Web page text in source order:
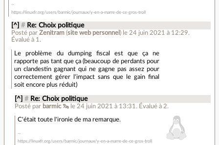
https://linuxfr.org/users/barmic/journaux/y-en-a-marre-de-ce-gros-troll
[^] # Re: Choix politique
Posté parZenitram (site web personnel ) le 24 juin 2021 à 12:29.
Évalué à 1 .
Le problème du dumping fiscal est que ça ne
rapporte pas tant que ça (beaucoup de perdants pour
un clandestin gagnant qui ne gagne pas assez pour
correctement gérer l'impact sans que le gain final
soit encore plus réduit)
[^] # Re: Choix politique
Posté par barmic 🦦 le 24 juin 2021 à 13:31 . Évalué à 2.
C'était toute l'ironie de ma remarque.
https://linuxfr.org/users/barmic/journaux/y-en-a-marre-de-ce-gros-troll